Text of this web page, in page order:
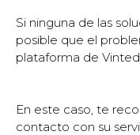
Si ninguna de las
posible que el
plataforma de Vinted.
En este caso, te
contacto con su